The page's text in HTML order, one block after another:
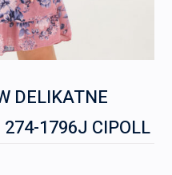
DELIKATNE
1796J CIPOLL